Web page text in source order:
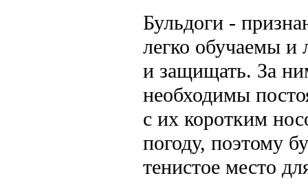
Бульдоги -
легко обучаемы
и защищать. За
необходимы
с их коротким
погоду, поэтому
тенистое место